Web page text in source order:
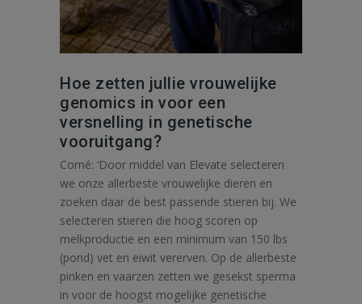
Hoe zetten jullie vrouwelijke
genomics in voor een
versnelling in genetische
vooruitgang?
Corné: ‘Door middel van Elevate selecteren
we onze allerbeste vrouwelijke dieren en
zoeken daar de best passende stieren bij. We
selecteren stieren die hoog scoren op
melkproductie en een minimum van 150 lbs
(pond) vet en eiwit vererven. Op de allerbeste
pinken en vaarzen zetten we gesekst sperma
in voor de hoogst mogelijke genetische